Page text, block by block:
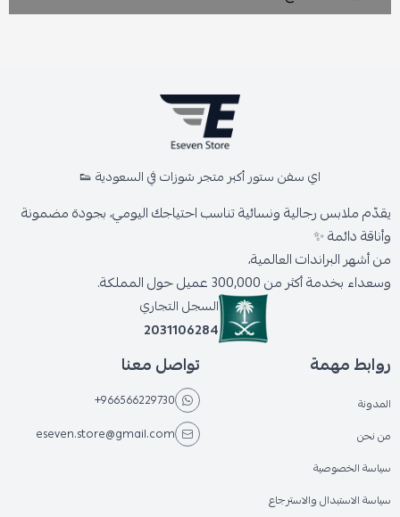
اي سفن ستور أكبر متجر شوزات في السعودية 👟
يقدّم ملابس رجالية ونسائية تناسب احتياجك اليومي، بجودة مضمونة
وأناقة دائمة ✨
من أشهر البراندات العالمية،
وسعداء بخدمة أكثر من 300,000 عميل حول المملكة.
السجل التجاري
2031106284
روابط مهمة
المدونة
من نحن
سياسة الخصوصية
سياسة الاستبدال والاسترجاع
تواصل معنا
+966566229730
eseven.store@gmail.com